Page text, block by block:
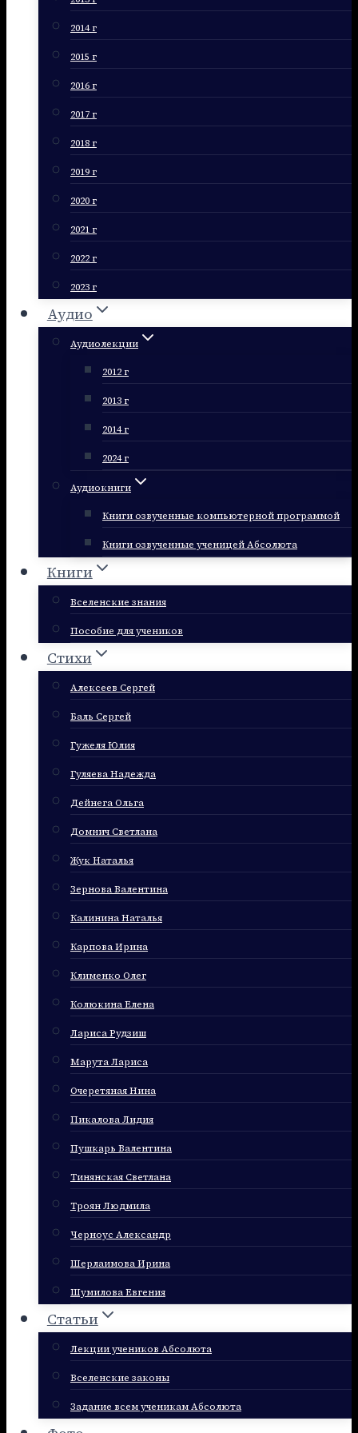
2014 г
2015 г
2016 г
2017 г
2018 г
2019 г
2020 г
2021 г
2022 г
2023 г
Аудио
Аудиолекции
2012 г
2013 г
2014 г
2024 г
Аудиокниги
Книги озвученные компьютерной программой
Книги озвученные ученицей Абсолюта
Книги
Вселенские знания
Пособие для учеников
Стихи
Алексеев Сергей
Баль Сергей
Гужеля Юлия
Гуляева Надежда
Дейнега Ольга
Домнич Светлана
Жук Наталья
Зернова Валентина
Калинина Наталья
Карпова Ирина
Клименко Олег
Колюкина Елена
Лариса Рудзиш
Марута Лариса
Очеретяная Нина
Пикалова Лидия
Пушкарь Валентина
Тинянская Светлана
Троян Людмила
Черноус Александр
Шерлаимова Ирина
Шумилова Евгения
Статьи
Лекции учеников Абсолюта
Вселенские законы
Задание всем ученикам Абсолюта